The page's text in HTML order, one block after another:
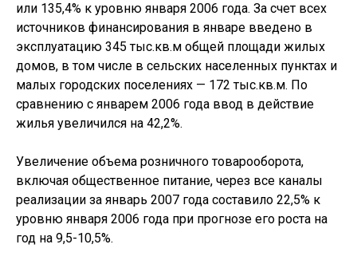
или 135,4% к уровню января 2006 года. За счет всех
источников финансирования в январе введено в
эксплуатацию 345 тыс.кв.м общей площади жилых
домов, в том числе в сельских населенных пунктах и
малых городских поселениях — 172 тыс.кв.м. По
сравнению с январем 2006 года ввод в действие
жилья увеличился на 42,2%.
Увеличение объема розничного товарооборота,
включая общественное питание, через все каналы
реализации за январь 2007 года составило 22,5% к
уровню января 2006 года при прогнозе его роста на
год на 9,5-10,5%.